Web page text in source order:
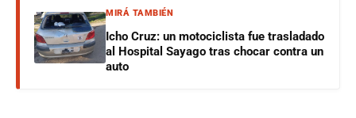
MIRÁ TAMBIÉN
Icho Cruz: un motociclista fue trasladado
al Hospital Sayago tras chocar contra un
auto